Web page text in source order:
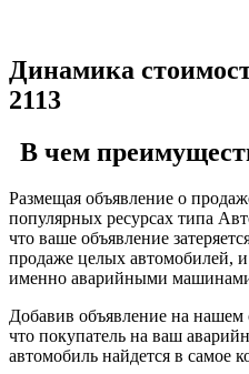
Динамика
2113
В чем
Размещая объявление о
популярных ресурсах типа
что ваше объявление
продаже целых автомобилей,
именно аварийными
Добавив объявление на нашем
что покупатель на ваш
автомобиль найдется в самое